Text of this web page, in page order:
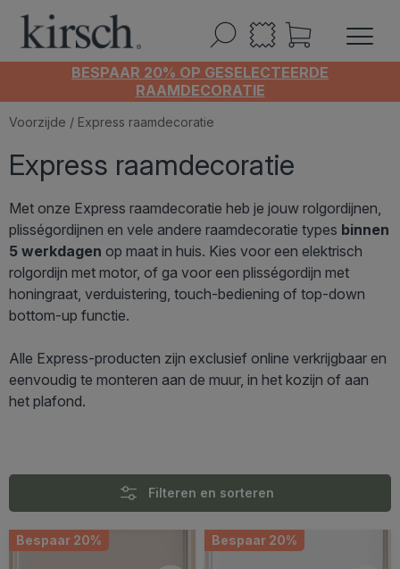
BESPAAR 20% OP GESELECTEERDE
RAAMDECORATIE
Voorzijde / Express raamdecoratie
Express raamdecoratie
Met onze Express raamdecoratie heb je jouw rolgordijnen,
plisségordijnen en vele andere raamdecoratie types binnen
5 werkdagen op maat in huis. Kies voor een elektrisch
rolgordijn met motor, of ga voor een plisségordijn met
honingraat, verduistering, touch-bediening of top-down
bottom-up functie.
Alle Express-producten zijn exclusief online verkrijgbaar en
eenvoudig te monteren aan de muur, in het kozijn of aan
het plafond.
Filteren en sorteren
Bespaar 20% Bespaar 20%